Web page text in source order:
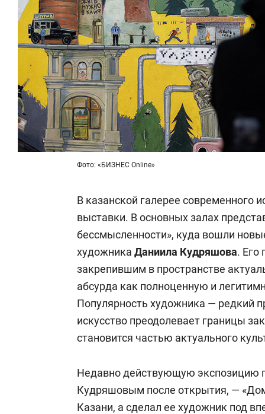
Фото: «БИЗНЕС Online»
В казанской галерее современного
выставки. В основных залах
бессмысленности», куда вошли
художника Даниила Кудряшова. Его
закрепившим в пространстве
абсурда как полноценную и
Популярность художника — редкий
искусство преодолевает границы
становится частью актуального
Недавно действующую экспозицию
Кудряшовым после открытия, —
Казани, а сделал ее художник под